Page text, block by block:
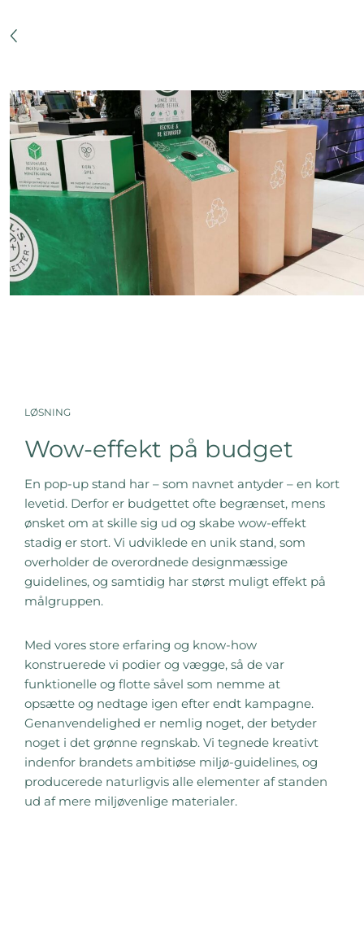
LØSNING
Wow-effekt på budget
En pop-up stand har – som navnet antyder – en kort
levetid. Derfor er budgettet ofte begrænset, mens
ønsket om at skille sig ud og skabe wow-effekt
stadig er stort. Vi udviklede en unik stand, som
overholder de overordnede designmæssige
guidelines, og samtidig har størst muligt effekt på
målgruppen.
Med vores store erfaring og know-how
konstruerede vi podier og vægge, så de var
funktionelle og flotte såvel som nemme at
opsætte og nedtage igen efter endt kampagne.
Genanvendelighed er nemlig noget, der betyder
noget i det grønne regnskab. Vi tegnede kreativt
indenfor brandets ambitiøse miljø-guidelines, og
producerede naturligvis alle elementer af standen
ud af mere miljøvenlige materialer.